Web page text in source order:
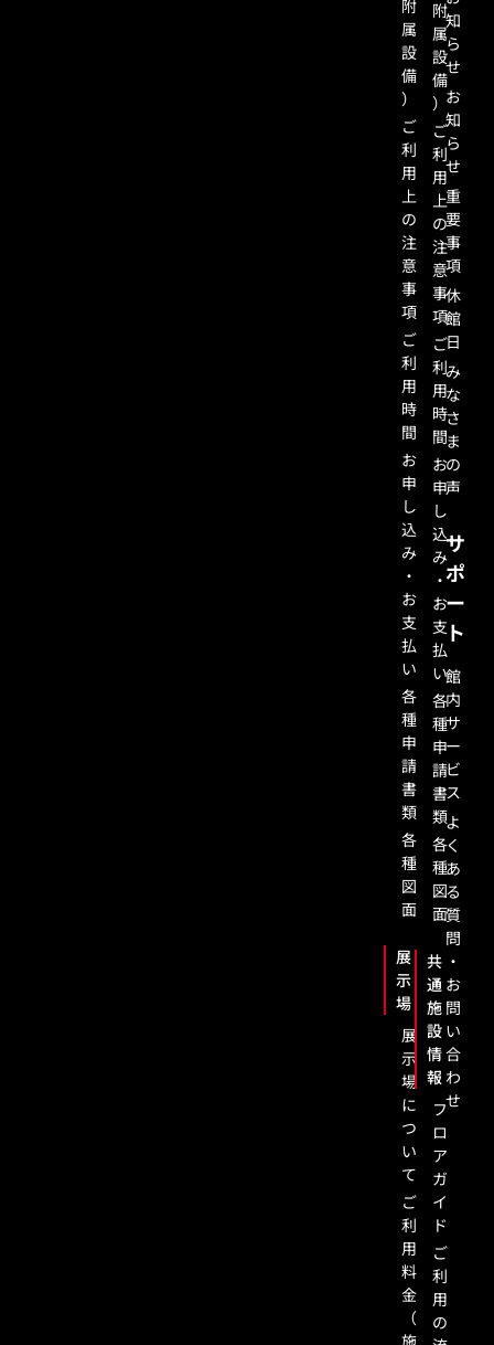
附
属
設
備
）
ご
利
用
上
の
注
意
事
項
ご
利
用
時
間
お
申
し
込
み
・
お
支
払
い
各
種
申
請
書
類
各
種
図
面
展
示
場
展
示
場
に
つ
い
て
ご
利
用
料
金
（
施
附
属
設
備
）
ご
利
用
上
の
注
意
事
項
ご
利
用
時
間
お
申
し
込
み
・
お
支
払
い
各
種
申
請
書
類
各
種
図
面
共
通
施
設
情
報
フ
ロ
ア
ガ
イ
ド
ご
利
用
の
知
ら
せ
お
知
ら
せ
重
要
事
項
休
館
日
み
な
さ
ま
の
声
サ
ポ
ー
ト
館
内
サ
ー
ビ
ス
よ
く
あ
る
質
問
・
お
問
い
合
わ
せ